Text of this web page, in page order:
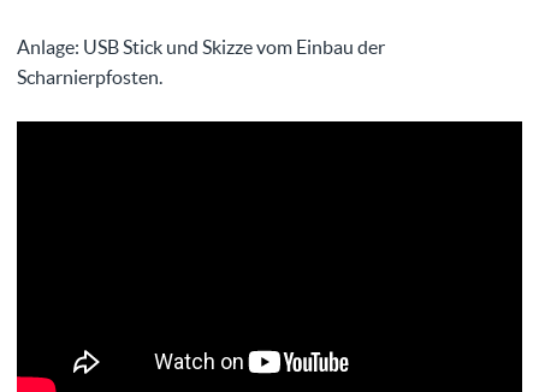
Anlage: USB Stick und Skizze vom Einbau der
Scharnierpfosten.